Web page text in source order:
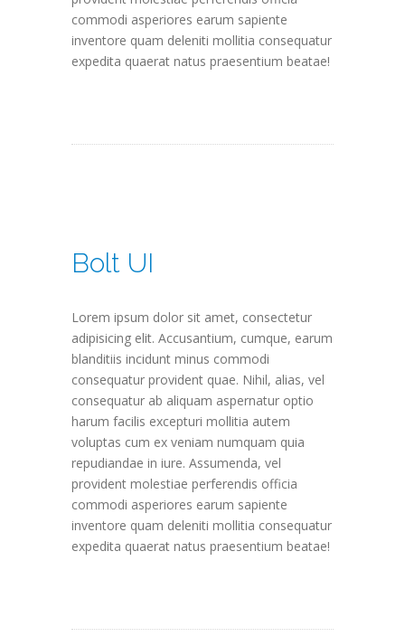
commodi asperiores earum sapiente
inventore quam deleniti mollitia consequatur
expedita quaerat natus praesentium beatae!
Bolt UI
Lorem ipsum dolor sit amet, consectetur
adipisicing elit. Accusantium, cumque, earum
blanditiis incidunt minus commodi
consequatur provident quae. Nihil, alias, vel
consequatur ab aliquam aspernatur optio
harum facilis excepturi mollitia autem
voluptas cum ex veniam numquam quia
repudiandae in iure. Assumenda, vel
provident molestiae perferendis officia
commodi asperiores earum sapiente
inventore quam deleniti mollitia consequatur
expedita quaerat natus praesentium beatae!